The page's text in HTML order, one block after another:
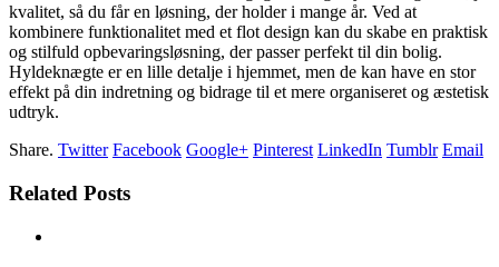
kvalitet, så du får en løsning, der holder i mange år. Ved at
kombinere funktionalitet med et flot design kan du skabe en praktisk
og stilfuld opbevaringsløsning, der passer perfekt til din bolig.
Hyldeknægte er en lille detalje i hjemmet, men de kan have en stor
effekt på din indretning og bidrage til et mere organiseret og æstetisk
udtryk.
Share. Twitter Facebook Google+ Pinterest LinkedIn Tumblr Email
Related Posts